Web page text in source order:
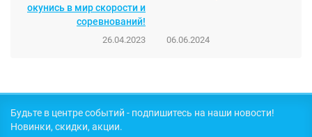
окунись в мир скорости и
соревнований!
26.04.2023 06.06.2024
Будьте в центре событий - подпишитесь на наши новости!
Новинки, скидки, акции.